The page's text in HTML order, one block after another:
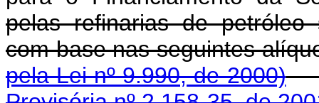
pelas refinarias de petróleo
com base nas
pela Lei nº 9.990, de 2000)